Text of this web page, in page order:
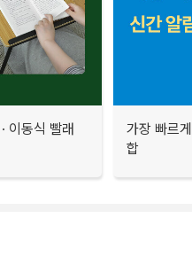
이동식 빨래
가장 빠르
합